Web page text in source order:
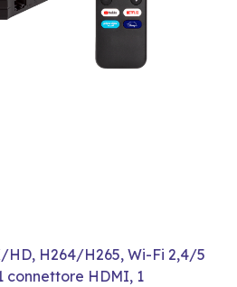
H264/H265, Wi-Fi 2,4/5
connettore HDMI, 1